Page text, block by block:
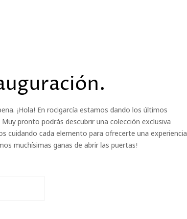
¡Hola! En rocigarcía estamos dando los últimos
pronto podrás descubrir una colección exclusiva
cuidando cada elemento para ofrecerte una experiencia
muchísimas ganas de abrir las puertas!